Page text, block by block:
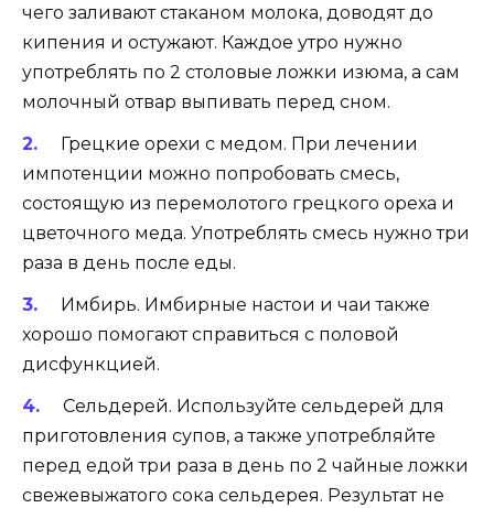
чего заливают стаканом молока, доводят до
кипения и остужают. Каждое утро нужно
употреблять по 2 столовые ложки изюма, а сам
молочный отвар выпивать перед сном.
Грецкие орехи с медом. При лечении
импотенции можно попробовать смесь,
состоящую из перемолотого грецкого ореха и
цветочного меда. Употреблять смесь нужно три
раза в день после еды.
Имбирь. Имбирные настои и чаи также
хорошо помогают справиться с половой
дисфункцией.
Сельдерей. Используйте сельдерей для
приготовления супов, а также употребляйте
перед едой три раза в день по 2 чайные ложки
свежевыжатого сока сельдерея. Результат не